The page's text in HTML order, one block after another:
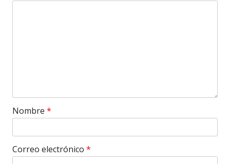
Nombre *
Correo electrónico *